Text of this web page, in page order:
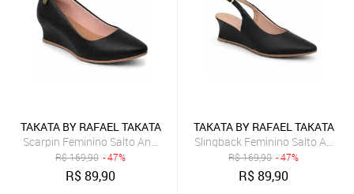
TAKATA BY RAFAEL TAKATA
Scarpin Feminino Salto Anabela Sandália Casual Takata Preto
R$169,90 - 47%
R$89,90
TAKATA BY RAFAEL TAKATA
Slingback Feminino Salto
R$169,90 - 47%
R$89,90